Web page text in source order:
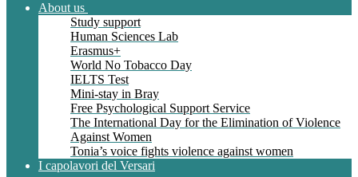
About us
Study support
Human Sciences Lab
Erasmus+
World No Tobacco Day
IELTS Test
Mini-stay in Bray
Free Psychological Support Service
The International Day for the Elimination of Violence
Against Women
Tonia’s voice fights violence against women
I capolavori del Versari